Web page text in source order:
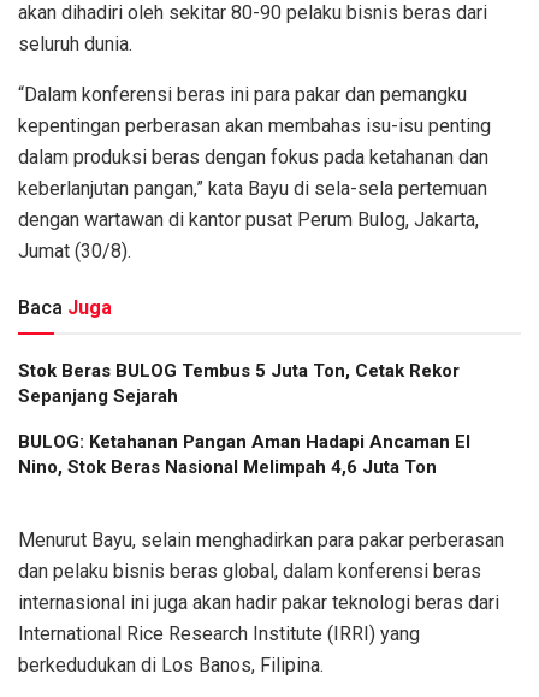
akan dihadiri oleh sekitar 80-90 pelaku bisnis beras dari
seluruh dunia.
“Dalam konferensi beras ini para pakar dan pemangku
kepentingan perberasan akan membahas isu-isu penting
dalam produksi beras dengan fokus pada ketahanan dan
keberlanjutan pangan,” kata Bayu di sela-sela pertemuan
dengan wartawan di kantor pusat Perum Bulog, Jakarta,
Jumat (30/8).
Baca Juga
Stok Beras BULOG Tembus 5 Juta Ton, Cetak Rekor
Sepanjang Sejarah
BULOG: Ketahanan Pangan Aman Hadapi Ancaman El
Nino, Stok Beras Nasional Melimpah 4,6 Juta Ton
Menurut Bayu, selain menghadirkan para pakar perberasan
dan pelaku bisnis beras global, dalam konferensi beras
internasional ini juga akan hadir pakar teknologi beras dari
International Rice Research Institute (IRRI) yang
berkedudukan di Los Banos, Filipina.